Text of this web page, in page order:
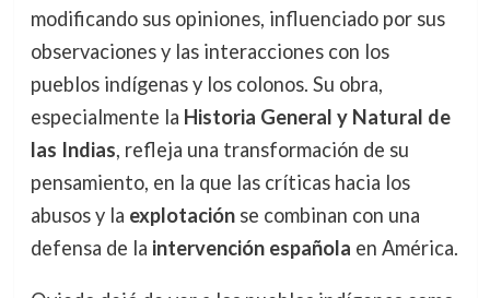
modificando sus opiniones, influenciado por sus
observaciones y las interacciones con los
pueblos indígenas y los colonos. Su obra,
especialmente la Historia General y Natural de
las Indias, refleja una transformación de su
pensamiento, en la que las críticas hacia los
abusos y la explotaciónse combinan con una
defensa de la intervención española en América.